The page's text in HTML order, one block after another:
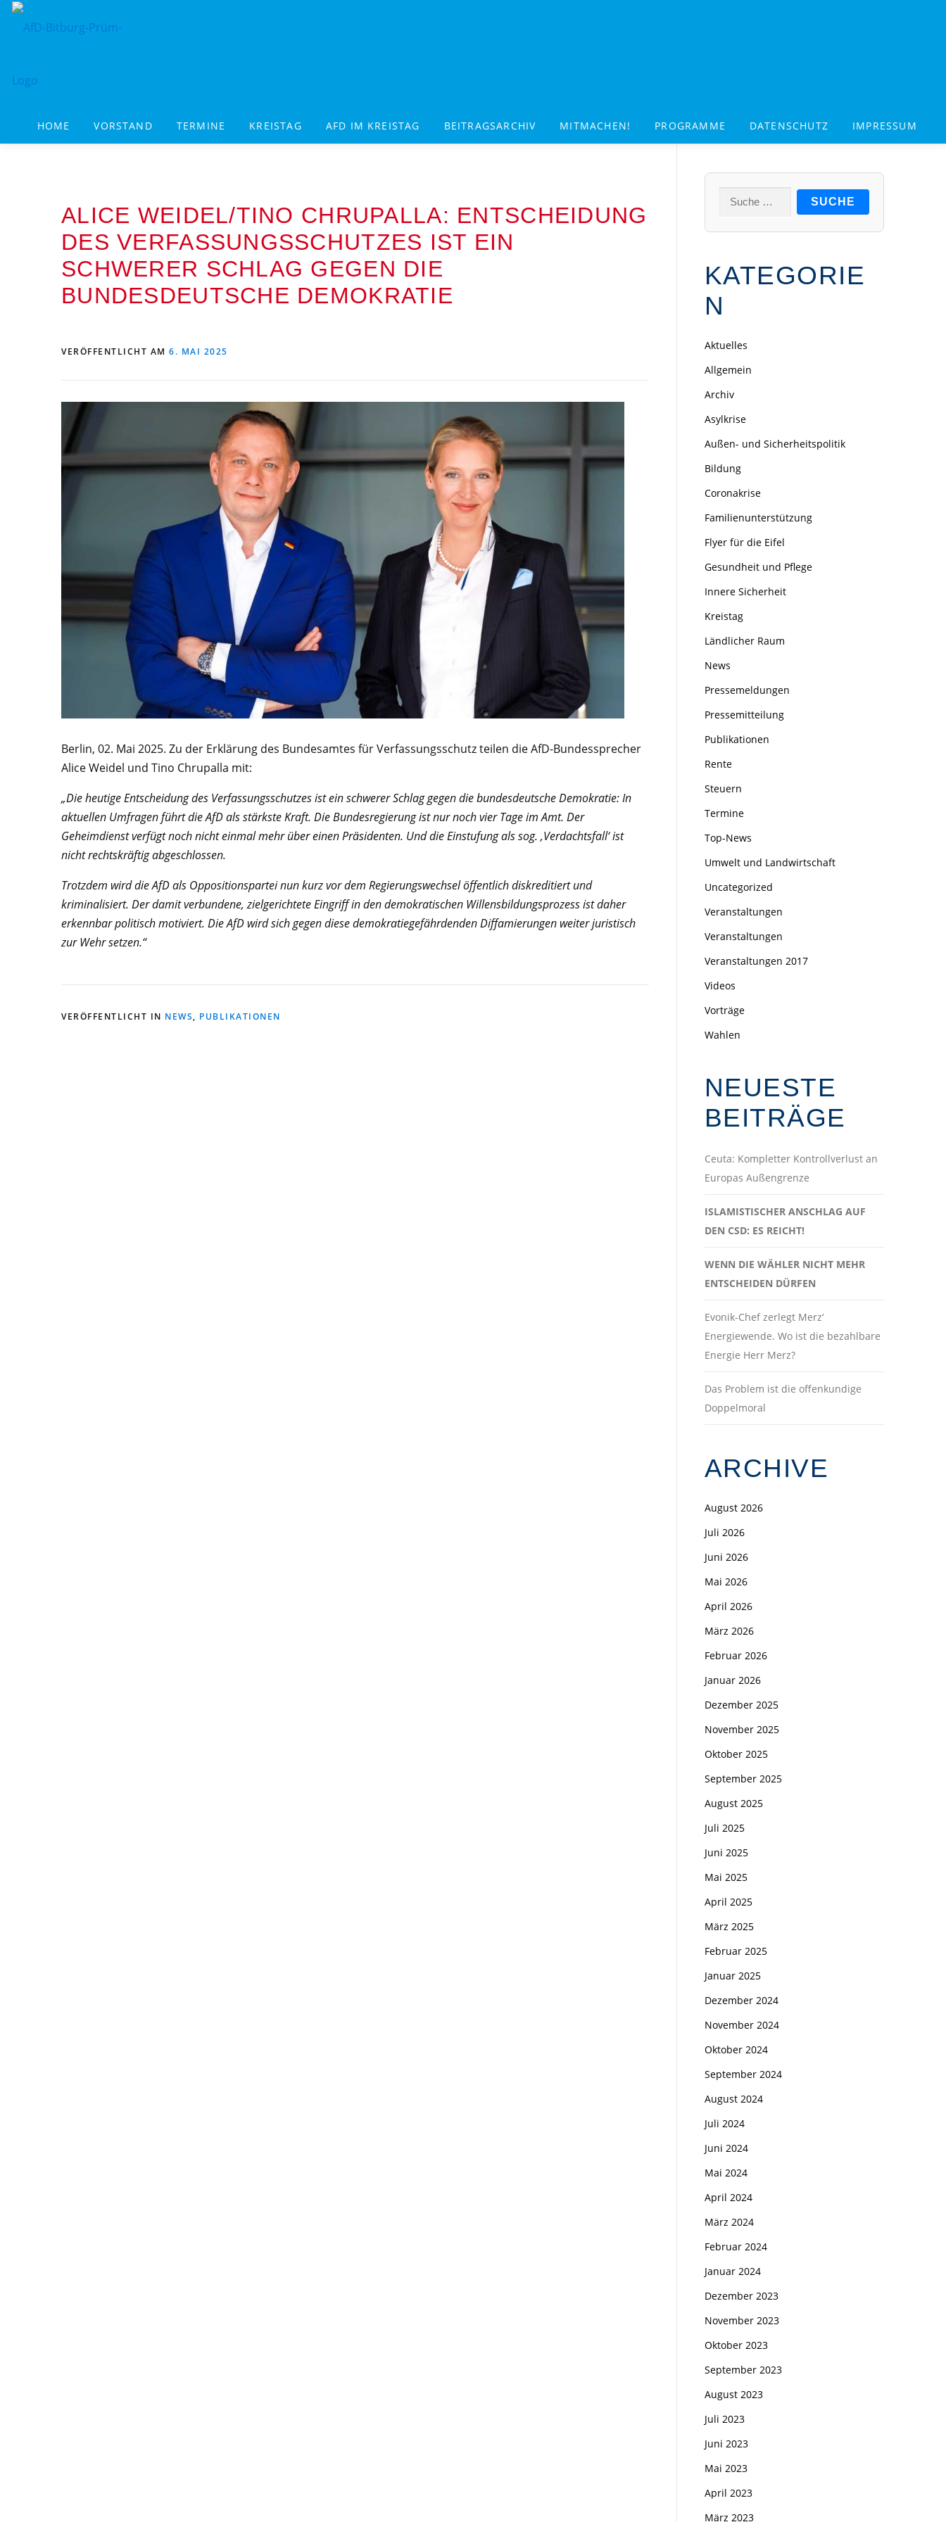
Zum
Inhalt
HOME VORSTAND TERMINE KREISTAG AFD IM KREISTAG BEITRAGSARCHIV MITMACHEN! PROGRAMME DATENSCHUTZ IMPRESSUM
ALICE WEIDEL/TINO CHRUPALLA: ENTSCHEIDUNG
DES VERFASSUNGSSCHUTZES IST EIN
SCHWERER SCHLAG GEGEN DIE
BUNDESDEUTSCHE DEMOKRATIE
VERÖFFENTLICHT AM 6. MAI 2025
Berlin, 02. Mai 2025. Zu der Erklärung des Bundesamtes für Verfassungsschutz teilen die AfD-Bundessprecher
Alice Weidel und Tino Chrupalla mit:
„Die heutige Entscheidung des Verfassungsschutzes ist ein schwerer Schlag gegen die bundesdeutsche Demokratie: In
aktuellen Umfragen führt die AfD als stärkste Kraft. Die Bundesregierung ist nur noch vier Tage im Amt. Der
Geheimdienst verfügt noch nicht einmal mehr über einen Präsidenten. Und die Einstufung als sog. ‚Verdachtsfall‘ ist
nicht rechtskräftig abgeschlossen.
Trotzdem wird die AfD als Oppositionspartei nun kurz vor dem Regierungswechsel öffentlich diskreditiert und
kriminalisiert. Der damit verbundene, zielgerichtete Eingriff in den demokratischen Willensbildungsprozess ist daher
erkennbar politisch motiviert. Die AfD wird sich gegen diese demokratiegefährdenden Diffamierungen weiter juristisch
zur Wehr setzen.“
VERÖFFENTLICHT IN NEWS, PUBLIKATIONEN
Suche
KATEGORIE
N
Aktuelles
Allgemein
Archiv
Asylkrise
Außen- und Sicherheitspolitik
Bildung
Coronakrise
Familienunterstützung
Flyer für die Eifel
Gesundheit und Pflege
Innere Sicherheit
Kreistag
Ländlicher Raum
News
Pressemeldungen
Pressemitteilung
Publikationen
Rente
Steuern
Termine
Top-News
Umwelt und Landwirtschaft
Uncategorized
Veranstaltungen
Veranstaltungen
Veranstaltungen 2017
Videos
Vorträge
Wahlen
NEUESTE
BEITRÄGE
Ceuta: Kompletter Kontrollverlust an
Europas Außengrenze
ISLAMISTISCHER ANSCHLAG AUF
DEN CSD: ES REICHT!
WENN DIE WÄHLER NICHT MEHR
ENTSCHEIDEN DÜRFEN
Evonik-Chef zerlegt Merz‘
Energiewende. Wo ist die bezahlbare
Energie Herr Merz?
Das Problem ist die offenkundige
Doppelmoral
ARCHIVE
August 2026
Juli 2026
Juni 2026
Mai 2026
April 2026
März 2026
Februar 2026
Januar 2026
Dezember 2025
November 2025
Oktober 2025
September 2025
August 2025
Juli 2025
Juni 2025
Mai 2025
April 2025
März 2025
Februar 2025
Januar 2025
Dezember 2024
November 2024
Oktober 2024
September 2024
August 2024
Juli 2024
Juni 2024
Mai 2024
April 2024
März 2024
Februar 2024
Januar 2024
Dezember 2023
November 2023
Oktober 2023
September 2023
August 2023
Juli 2023
Juni 2023
Mai 2023
April 2023
März 2023